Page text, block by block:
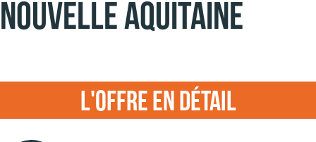
Nouvelle Aquitaine
L'offre en détail